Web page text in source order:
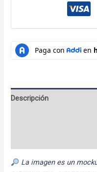
Descripción
La imagen es un